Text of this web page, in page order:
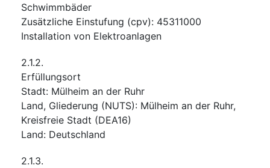
Schwimmbäder
Zusätzliche Einstufung (cpv): 45311000
Installation von Elektroanlagen
2.1.2.
Erfüllungsort
Stadt: Mülheim an der Ruhr
Land, Gliederung (NUTS): Mülheim an der Ruhr,
Kreisfreie Stadt (DEA16)
Land: Deutschland
2.1.3.